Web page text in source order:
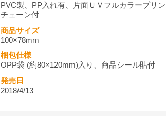
PVC製、PP入れ有、片面ＵＶフルカラープリ
チェーン付
商品サイズ
100×78mm
梱包仕様
OPP袋 (約80×120mm)入り、商品シール貼付
発売日
2018/4/13